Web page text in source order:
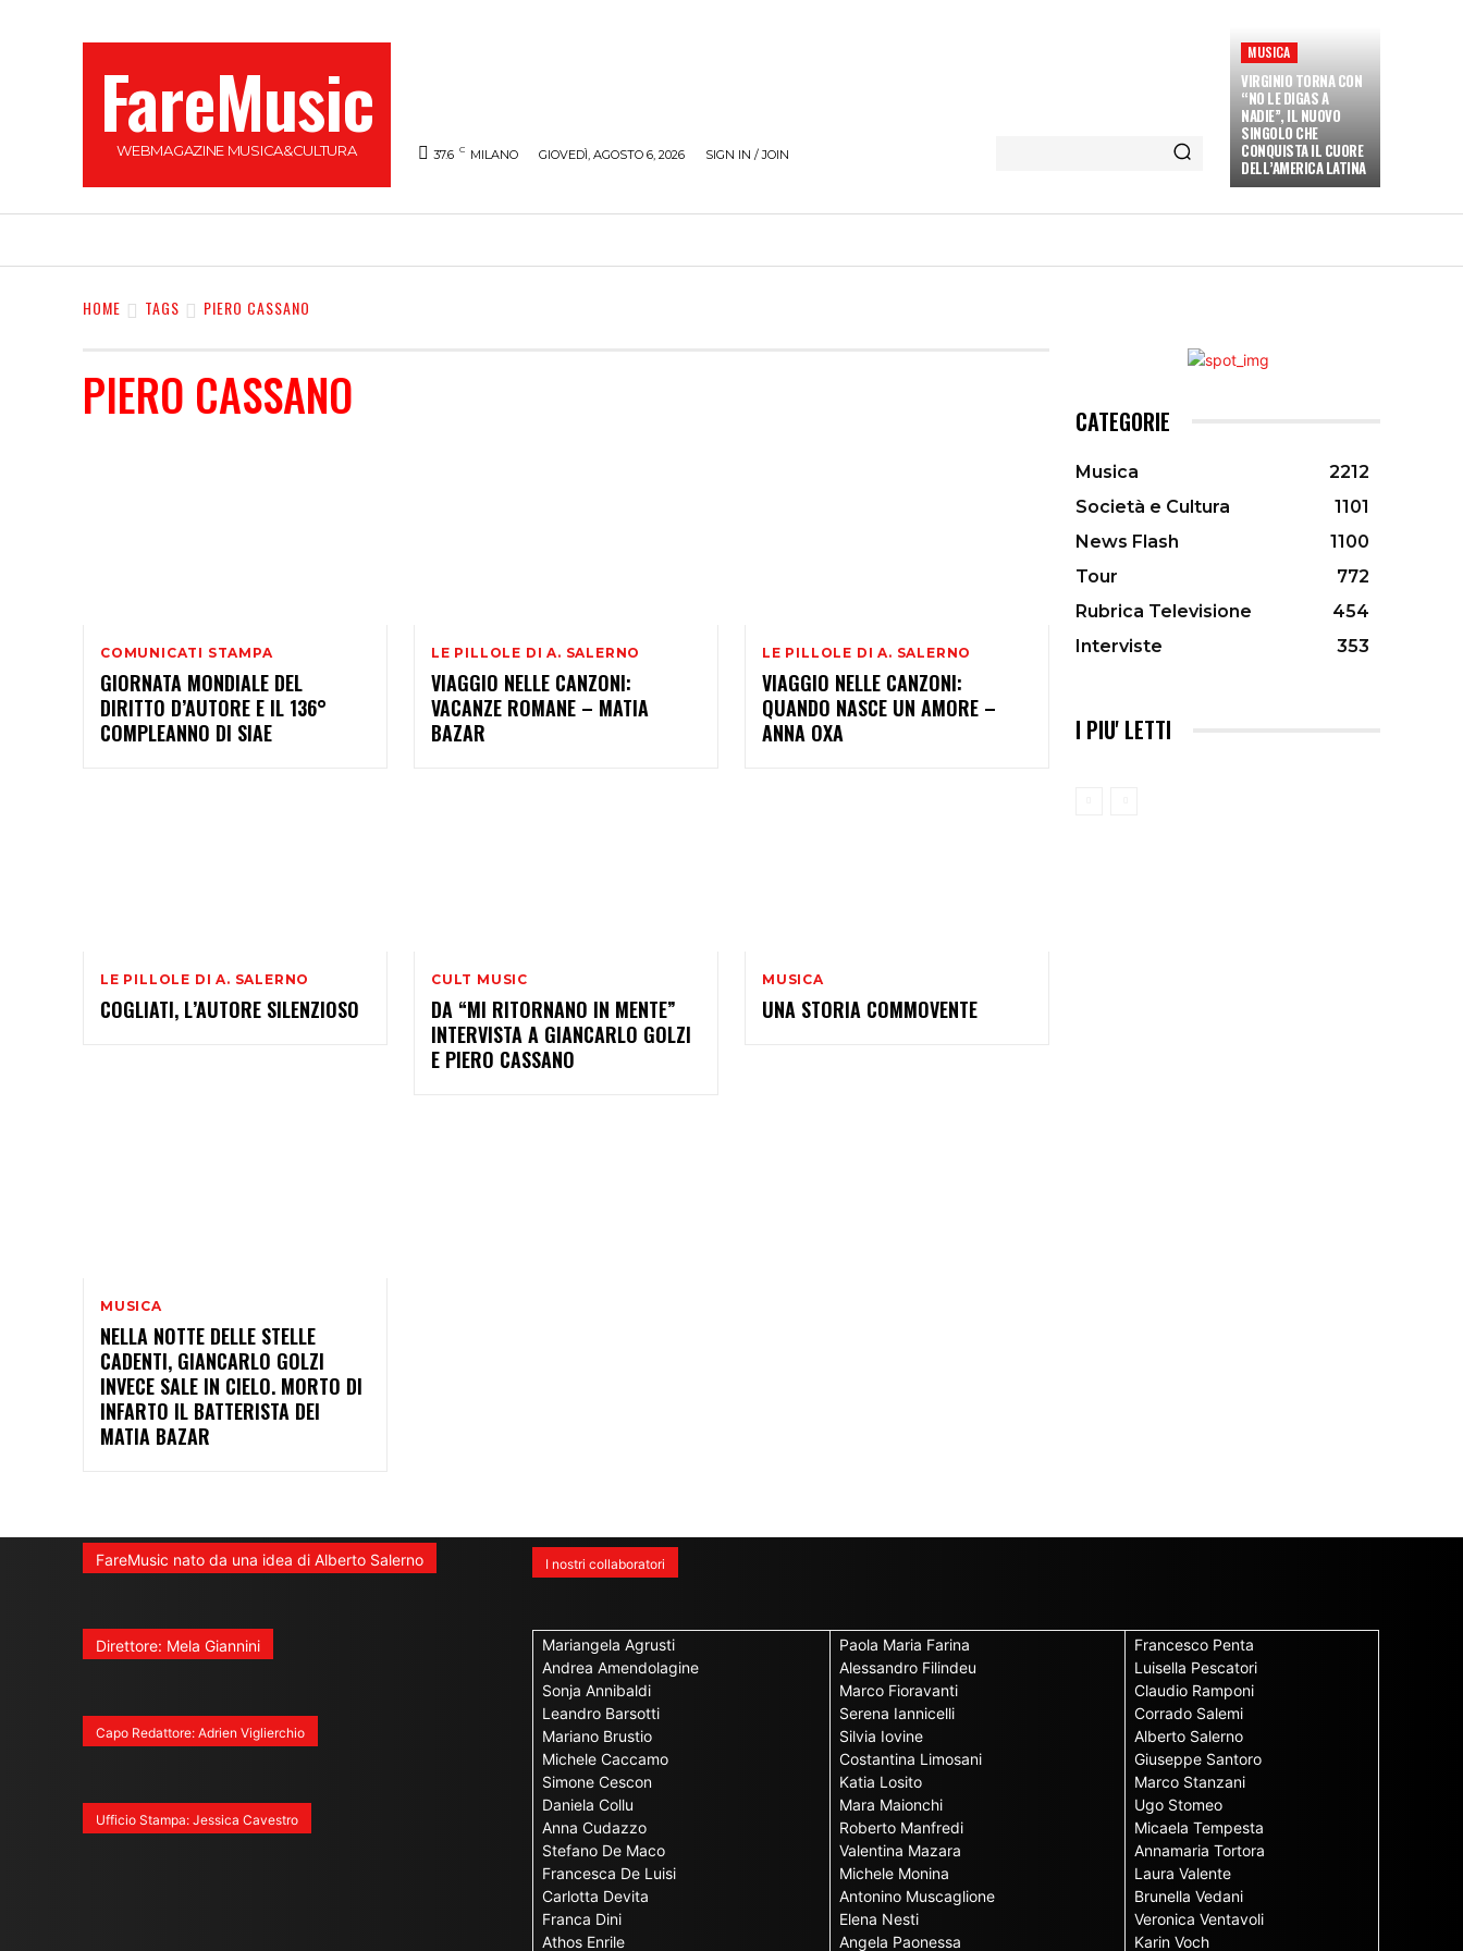
FareMusic
WEBMAGAZINE MUSICA&CULTURA 37.6 C MILANO GIOVEDÌ, AGOSTO 6, 2026 SIGN IN / JOIN
MUSICA
VIRGINIO TORNA CON
“NO LE DIGAS A
NADIE”, IL NUOVO
SINGOLO CHE
CONQUISTA IL CUORE
DELL’AMERICA LATINA
HOME TAGS PIERO CASSANO
PIERO CASSANO
COMUNICATI STAMPA
GIORNATA MONDIALE DEL
DIRITTO D’AUTORE E IL 136°
COMPLEANNO DI SIAE
LE PILLOLE DI A. SALERNO
VIAGGIO NELLE CANZONI:
VACANZE ROMANE – MATIA
BAZAR
LE PILLOLE DI A. SALERNO
VIAGGIO NELLE CANZONI:
QUANDO NASCE UN AMORE –
ANNA OXA
LE PILLOLE DI A. SALERNO
COGLIATI, L’AUTORE SILENZIOSO
CULT MUSIC
DA “MI RITORNANO IN MENTE”
INTERVISTA A GIANCARLO GOLZI
E PIERO CASSANO
MUSICA
UNA STORIA COMMOVENTE
MUSICA
NELLA NOTTE DELLE STELLE
CADENTI, GIANCARLO GOLZI
INVECE SALE IN CIELO. MORTO DI
INFARTO IL BATTERISTA DEI
MATIA BAZAR
CATEGORIE
Musica
2212
Società e Cultura
1101
News Flash
1100
Tour
772
Rubrica Televisione
454
Interviste
353
I PIU' LETTI
FareMusic nato da una idea di Alberto Salerno
Direttore: Mela Giannini
Capo Redattore: Adrien Viglierchio
Ufficio Stampa: Jessica Cavestro
I nostri collaboratori
Mariangela Agrusti
Andrea Amendolagine
Sonja Annibaldi
Leandro Barsotti
Mariano Brustio
Michele Caccamo
Simone Cescon
Daniela Collu
Anna Cudazzo
Stefano De Maco
Francesca De Luisi
Carlotta Devita
Franca Dini
Athos Enrile
Paola Maria Farina
Alessandro Filindeu
Marco Fioravanti
Serena Iannicelli
Silvia Iovine
Costantina Limosani
Katia Losito
Mara Maionchi
Roberto Manfredi
Valentina Mazara
Michele Monina
Antonino Muscaglione
Elena Nesti
Angela Paonessa
Francesco Penta
Luisella Pescatori
Claudio Ramponi
Corrado Salemi
Alberto Salerno
Giuseppe Santoro
Marco Stanzani
Ugo Stomeo
Micaela Tempesta
Annamaria Tortora
Laura Valente
Brunella Vedani
Veronica Ventavoli
Karin Voch